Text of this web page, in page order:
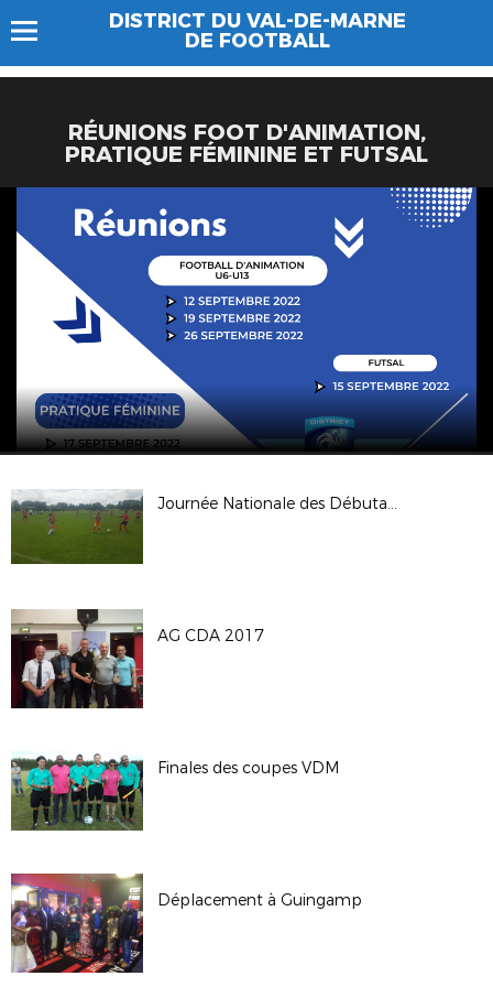
DISTRICT DU VAL-DE-MARNE
DE FOOTBALL
RÉUNIONS FOOT D'ANIMATION,
PRATIQUE FÉMININE ET FUTSAL
Journée Nationale des Débutants 2018
AG CDA 2017
Finales des coupes VDM
Déplacement à Guingamp